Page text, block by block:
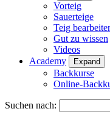
Vorteig
Sauerteige
Teig
Gut zu wissen
Videos
Academy
Expand
Backkurse
Online-
Suchen nach: